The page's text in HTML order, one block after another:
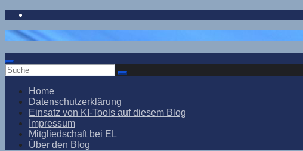
Zum
springen
Home
Datenschutzerklärung
Einsatz von KI-Tools auf diesem Blog
Impressum
Mitgliedschaft bei EL
Über den Blog